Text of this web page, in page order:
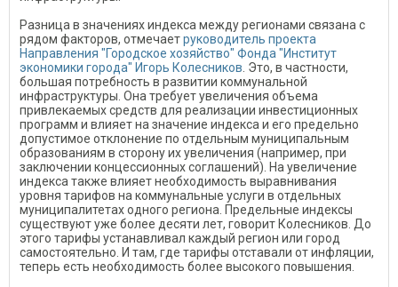
Разница в значениях индекса между регионами связана с
рядом факторов, отмечаетруководитель проекта
Направления "Городское хозяйство" Фонда "Институт
экономики города" Игорь Колесников . Это, в частности,
большая потребность в развитии коммунальной
инфраструктуры. Она требует увеличения объема
привлекаемых средств для реализации инвестиционных
программ и влияет на значение индекса и его предельно
допустимое отклонение по отдельным муниципальным
образованиям в сторону их увеличения (например, при
заключении концессионных соглашений). На увеличение
индекса также влияет необходимость выравнивания
уровня тарифов на коммунальные услуги в отдельных
муниципалитетах одного региона. Предельные индексы
существуют уже более десяти лет, говорит Колесников. До
этого тарифы устанавливал каждый регион или город
самостоятельно. И там, где тарифы отставали от инфляции,
теперь есть необходимость более высокого повышения.